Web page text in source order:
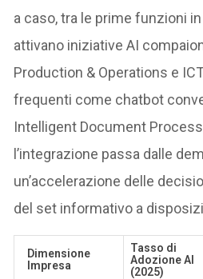
a caso, tra le prime funzioni
attivano iniziative AI
Production & Operations e
frequenti come chatbot
Intelligent Document
l’integrazione passa dalle
un’accelerazione delle
del set informativo a
Dimensione
Impresa
Tasso di
Adozione AI
(2025)